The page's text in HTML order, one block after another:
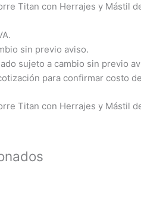
Titan con Herrajes y Mástil de
sin previo aviso.
sujeto a cambio sin previo
para confirmar costo
Titan con Herrajes y Mástil de